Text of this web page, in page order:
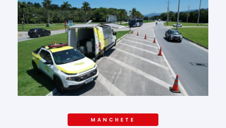
MANCHETE